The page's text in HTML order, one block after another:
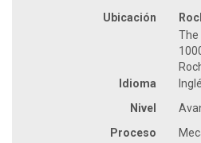
Ubicación
The
Idioma
Nivel
Proceso